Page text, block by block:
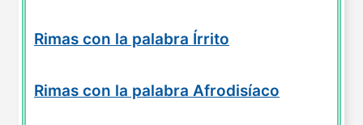
Rimas con la palabra Írrito
Rimas con la palabra Afrodisíaco